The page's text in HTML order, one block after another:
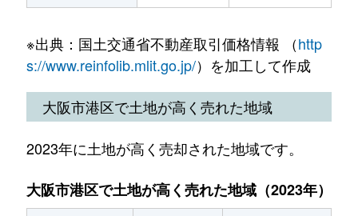
※出典：国土交通省不動産取引価格情報 （http
s://www.reinfolib.mlit.go.jp/）を加工して作成
大阪市港区で土地が高く売れた地域
2023年に土地が高く売却された地域です。
大阪市港区で土地が高く売れた地域（2023年）